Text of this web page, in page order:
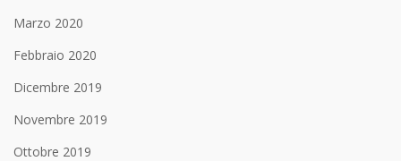
Marzo 2020
Febbraio 2020
Dicembre 2019
Novembre 2019
Ottobre 2019